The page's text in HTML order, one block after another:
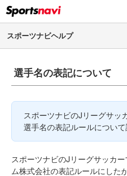
ナ
ビ
ゲ
ー
ス
プ
メ
イ
ン
コ
へ
ッ
選手名の表記について
スポーツナビのJリーグサッ
選手名の表記ルールについて
スポーツナビのJリーグサッカ
ム株式会社の表記ルールにした